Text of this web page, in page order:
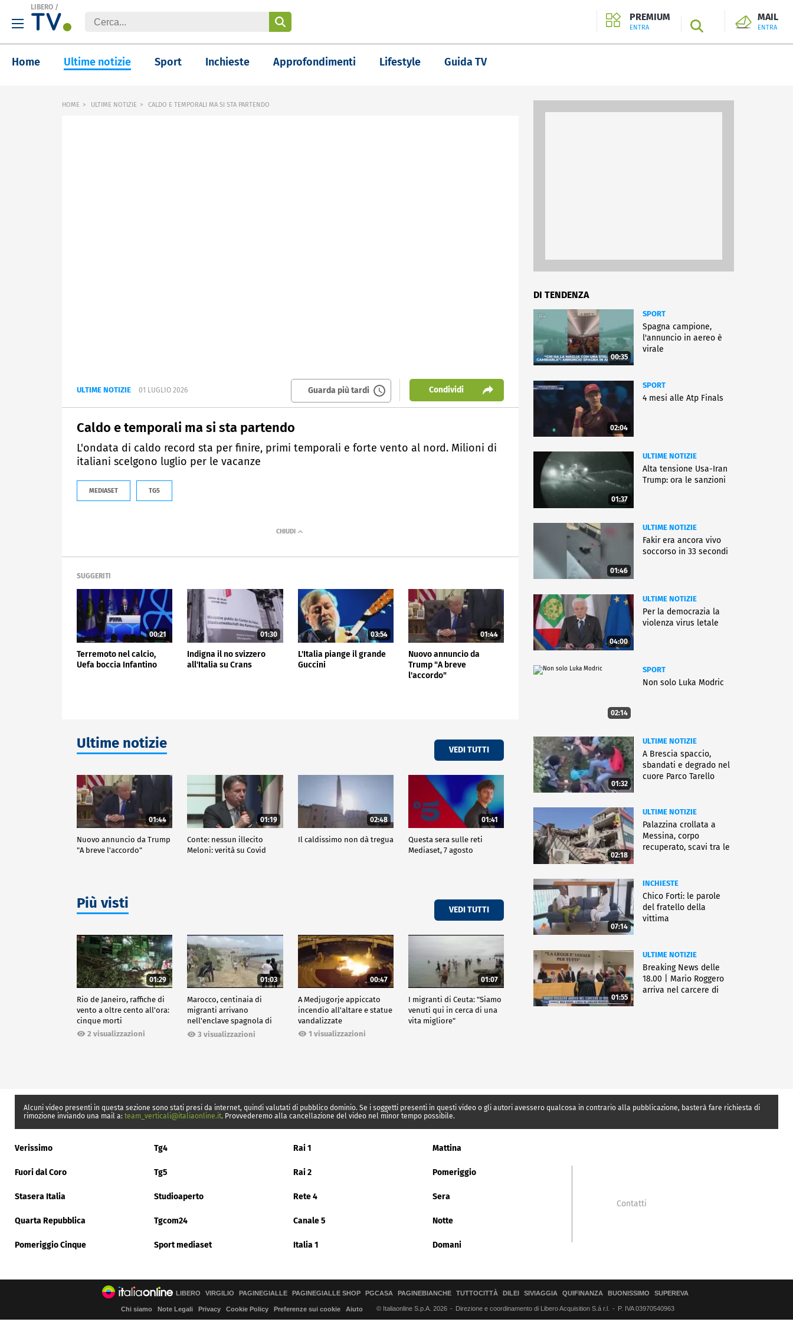
LIBERO /
PREMIUM
ENTRA SEARCH
MAIL
ENTRA
Home Ultime notizie Sport Inchieste Approfondimenti Lifestyle Guida TV
HOME ULTIME NOTIZIE CALDO E TEMPORALI MA SI STA PARTENDO
ULTIME NOTIZIE 01 LUGLIO 2026 Guarda più tardi Condividi
Caldo e temporali ma si sta partendo
L'ondata di caldo record sta per finire, primi temporali e forte vento al nord. Milioni di
italiani scelgono luglio per le vacanze
MEDIASET TG5
SUGGERITI
00:21
Terremoto nel calcio,
Uefa boccia Infantino
01:30
Indigna il no svizzero
all'Italia su Crans
03:54
L'Italia piange il grande
Guccini
01:44
Nuovo annuncio da
Trump "A breve
l'accordo"
Ultime notizie VEDI TUTTI
01:44
Nuovo annuncio da Trump
"A breve l'accordo"
01:19
Conte: nessun illecito
Meloni: verità su Covid
02:48
Il caldissimo non dà tregua
01:41
Questa sera sulle reti
Mediaset, 7 agosto
Più visti VEDI TUTTI
01:29
Rio de Janeiro, raffiche di
vento a oltre cento all'ora:
cinque morti
2 visualizzazioni
01:03
Marocco, centinaia di
migranti arrivano
nell'enclave spagnola di
Ceuta3 visualizzazioni
00:47
A Medjugorje appiccato
incendio all'altare e statue
vandalizzate
1 visualizzazioni
01:07
I migranti di Ceuta: "Siamo
venuti qui in cerca di una
vita migliore"
DI TENDENZA
00:35
SPORT
Spagna campione,
l'annuncio in aereo è
virale
02:04
SPORT
4 mesi alle Atp Finals
01:37
ULTIME NOTIZIE
Alta tensione Usa-Iran
Trump: ora le sanzioni
01:46
ULTIME NOTIZIE
Fakir era ancora vivo
soccorso in 33 secondi
04:00
ULTIME NOTIZIE
Per la democrazia la
violenza virus letale
02:14
SPORT
Non solo Luka Modric
01:32
ULTIME NOTIZIE
A Brescia spaccio,
sbandati e degrado nel
cuore Parco Tarello
02:18
ULTIME NOTIZIE
Palazzina crollata a
Messina, corpo
recuperato, scavi tra le
07:14
INCHIESTE
Chico Forti: le parole
del fratello della
vittima
01:55
ULTIME NOTIZIE
Breaking News delle
18.00 | Mario Roggero
arriva nel carcere di
Alcuni video presenti in questa sezione sono stati presi da internet, quindi valutati di pubblico dominio. Se i soggetti presenti in questi video o gli autori avessero qualcosa in contrario alla pubblicazione, basterà fare richiesta di
rimozione inviando una mail a: team_verticali@italiaonline.it. Provvederemo alla cancellazione del video nel minor tempo possibile.
Verissimo Tg4 Rai 1 Mattina
Fuori dal Coro Tg5 Rai 2 Pomeriggio
Stasera Italia Studioaperto Rete 4 Sera
Quarta Repubblica Tgcom24 Canale 5 Notte
Pomeriggio Cinque Sport mediaset Italia 1 Domani
Contatti
LIBERO VIRGILIO PAGINEGIALLE PAGINEGIALLE SHOP PGCASA PAGINEBIANCHE TUTTOCITTÀ DILEI SIVIAGGIA QUIFINANZA BUONISSIMO SUPEREVA
Chi siamo Note Legali Privacy Cookie Policy Preferenze sui cookie Aiuto © Italiaonline S.p.A. 2026 Direzione e coordinamento di Libero Acquisition S.á r.l. P. IVA 03970540963